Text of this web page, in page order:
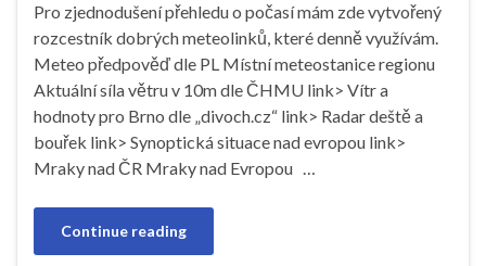
Pro zjednodušení přehledu o počasí mám zde vytvořený
rozcestník dobrých meteolinků, které denně využívám.
Meteo předpověď dle PL Místní meteostanice regionu
Aktuální síla větru v 10m dle ČHMU link> Vítr a
hodnoty pro Brno dle „divoch.cz“ link> Radar deště a
bouřek link> Synoptická situace nad evropou link>
Mraky nad ČR Mraky nad Evropou …
Continue reading